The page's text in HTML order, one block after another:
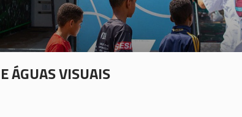
ÁGUAS VISUAIS